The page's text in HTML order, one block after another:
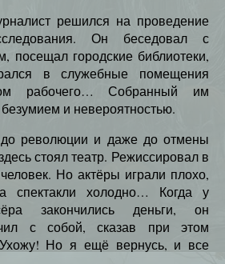
решился на проведение
Он беседовал с
посещал городские библиотеки,
в служебные помещения
рабочего… Собранный им
и невероятностью.
революции и даже до отмены
стоял театр. Режиссировал в
Но актёры играли плохо,
спектакли холодно… Когда у
закончились деньги, он
с собой, сказав при этом
Но я ещё вернусь, и все